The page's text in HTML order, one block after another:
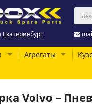
Екатеринбург
Агрегаты
Volvo –